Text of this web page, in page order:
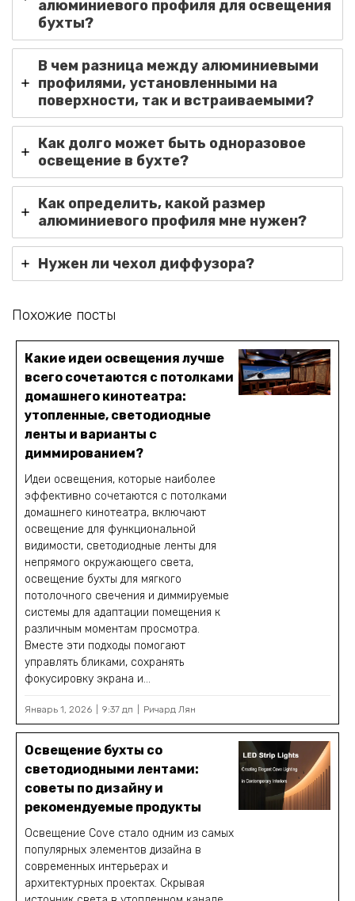
алюминиевого профиля для освещения
бухты?
В чем разница между алюминиевыми
профилями, установленными на
поверхности, так и встраиваемыми?
Как долго может быть одноразовое
освещение в бухте?
Как определить, какой размер
алюминиевого профиля мне нужен?
Нужен ли чехол диффузора?
Похожие посты
Какие идеи освещения лучше
всего сочетаются с потолками
домашнего кинотеатра:
утопленные, светодиодные
ленты и варианты с
диммированием?
Идеи освещения, которые наиболее
эффективно сочетаются с потолками
домашнего кинотеатра, включают
освещение для функциональной
видимости, светодиодные ленты для
непрямого окружающего света,
освещение бухты для мягкого
потолочного свечения и диммируемые
системы для адаптации помещения к
различным моментам просмотра.
Вместе эти подходы помогают
управлять бликами, сохранять
фокусировку экрана и...
Январь 1, 2026 9:37 дп Ричард Лян
Освещение бухты со
светодиодными лентами:
советы по дизайну и
рекомендуемые продукты
Освещение Cove стало одним из самых
популярных элементов дизайна в
современных интерьерах и
архитектурных проектах. Скрывая